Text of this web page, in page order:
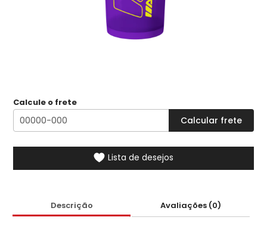
Calcule o frete
Lista de desejos
Descrição Avaliações (0)